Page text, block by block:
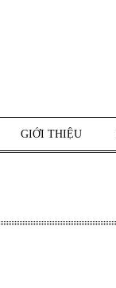
GIỚI THIỆU